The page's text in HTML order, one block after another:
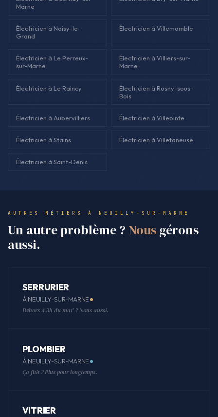
Marne
Électricien à Noisy-le-
Grand
Électricien à Villemomble
Électricien à Le Perreux-
sur-Marne
Électricien à Villiers-sur-
Marne
Électricien à Le Raincy
Électricien à Rosny-sous-
Bois
Électricien à Aubervilliers Électricien à Villepinte
Électricien à Stains Électricien à Villetaneuse
Électricien à Saint-Denis
AUTRES MÉTIERS À NEUILLY-SUR-MARNE
Un autre problème ? Nous gérons
aussi.
SERRURIER
À NEUILLY-SUR-MARNE
Dehors à 3h du mat' ? Nous aussi.
PLOMBIER
À NEUILLY-SUR-MARNE
Ça fuit ? Plus pour longtemps.
VITRIER